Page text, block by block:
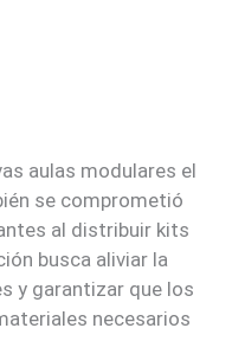
aulas modulares el
se comprometió
al distribuir kits
busca aliviar la
y garantizar que los
necesarios